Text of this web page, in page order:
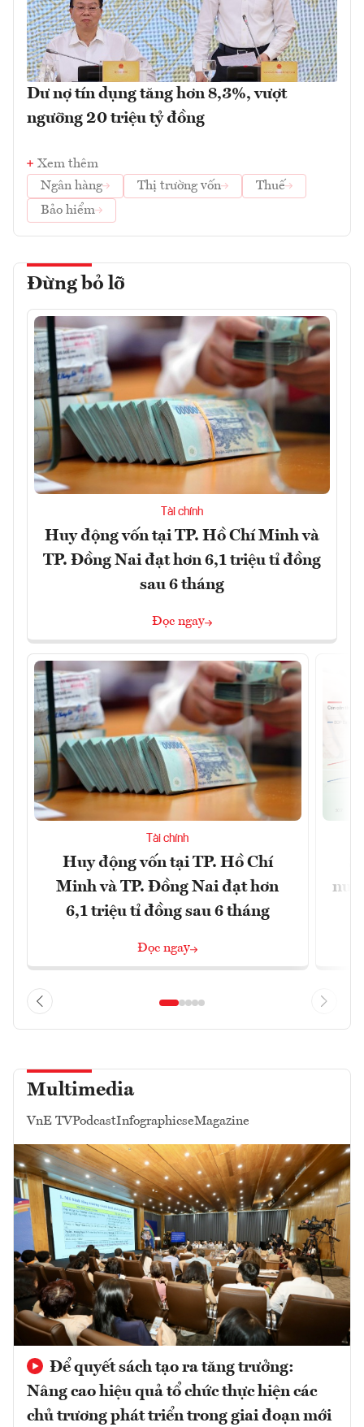
Dư nợ tín dụng tăng hơn 8,3%, vượt
ngưỡng 20 triệu tỷ đồng
Xem thêm
Ngân hàng
Thị trường vốn
Thuế
Bảo hiểm
Đừng bỏ lỡ
Tài chính
Huy động vốn tại TP. Hồ Chí Minh và
TP. Đồng Nai đạt hơn 6,1 triệu tỉ đồng
sau 6 tháng
Đọc ngay
Tài chính
Huy động vốn tại TP. Hồ Chí
Minh và TP. Đồng Nai đạt hơn
6,1 triệu tỉ đồng sau 6 tháng
Đọc ngay
Multimedia
VnE TVPodcastInfographicseMagazine
Để quyết sách tạo ra tăng trưởng:
Nâng cao hiệu quả tổ chức thực hiện các
chủ trương phát triển trong giai đoạn mới